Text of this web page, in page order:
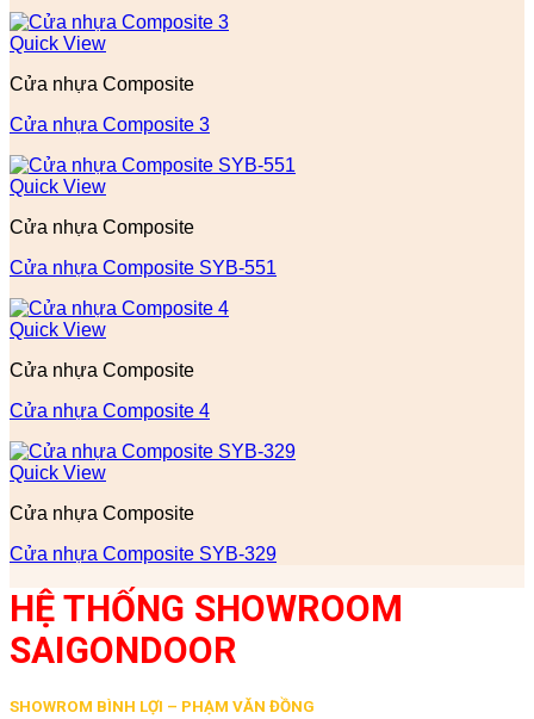
Quick View
Cửa nhựa Composite
Cửa nhựa Composite 3
Quick View
Cửa nhựa Composite
Cửa nhựa Composite SYB-551
Quick View
Cửa nhựa Composite
Cửa nhựa Composite 4
Quick View
Cửa nhựa Composite
Cửa nhựa Composite SYB-329
HỆ THỐNG SHOWROOM
SAIGONDOOR
SHOWROM BÌNH LỢI – PHẠM VĂN ĐỒNG